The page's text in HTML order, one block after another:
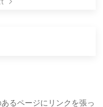
るページにリンクを張っ